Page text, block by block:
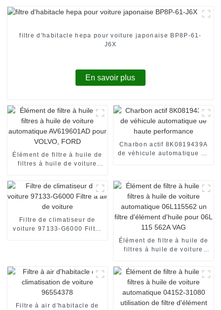
filtre d'habitacle hepa pour voiture japonaise BP8P-61-
J6X
En savoir plus
Élément de filtre à huile de
filtres à huile de voiture
Charbon actif 8K0819439A
de véhicule automatique de
Filtre de climatiseur de
voiture 97133-G6000 Filtre
Élément de filtre à huile de
filtres à huile de voiture
filtre d'élément d'huile pour
06L 115 562A VAG
Filtre à air d'habitacle de